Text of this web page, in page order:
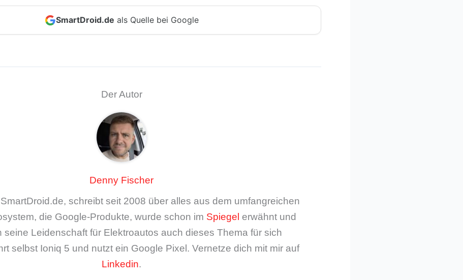
SmartDroid.de als Quelle bei Google
Der Autor
Denny Fischer
schreibt seit 2008 über alles aus dem umfangreichen
die Google-Produkte, wurde schon im Spiegel erwähnt und
seine Leidenschaft für Elektroautos auch dieses Thema für sich
selbst Ioniq 5 und nutzt ein Google Pixel. Vernetze dich mit mir auf
Linkedin.